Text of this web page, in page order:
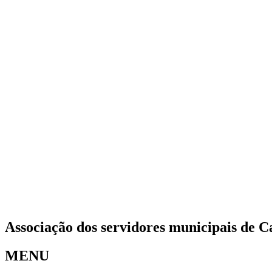
Associação dos servidores municipais de
MENU